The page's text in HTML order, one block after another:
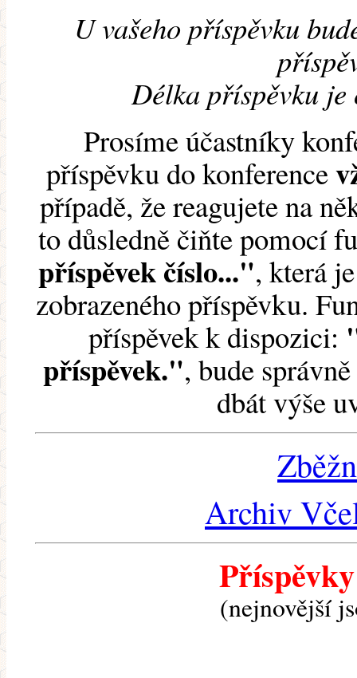
U vašeho příspěvku
Délka příspěvku je
Prosíme účastníky
příspěvku do konference
případě, že reagujete na
to důsledně čiňte pomocí
příspěvek číslo...", která
zobrazeného příspěvku.
příspěvek k dispozici:
příspěvek.", bude
dbát výše
Archiv
(nejnovější